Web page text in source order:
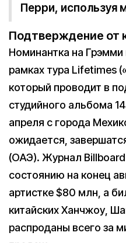
Перри, используя
Подтверждение от
Номинантка на Грэмми
рамках тура Lifetimes
который проводит в
студийного альбома
апреля с города
ожидается,
(ОАЭ). Журнал Billboard
состоянию на конец
артистке $80 млн, а
китайских Ханчжоу,
распроданы всего за